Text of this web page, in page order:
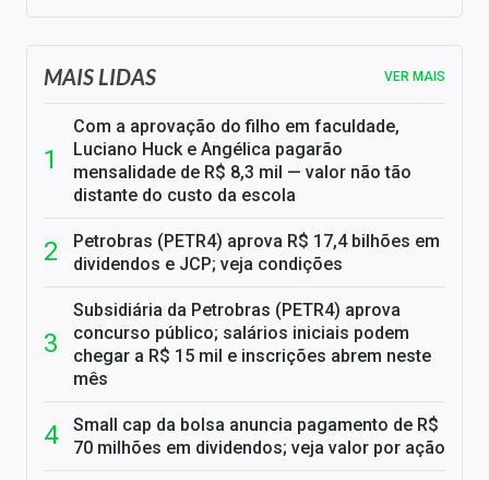
MAIS LIDAS VER MAIS
Com a aprovação do filho em faculdade,
Luciano Huck e Angélica pagarão
mensalidade de R$ 8,3 mil — valor não tão
distante do custo da escola
Petrobras (PETR4) aprova R$ 17,4 bilhões em
dividendos e JCP; veja condições
Subsidiária da Petrobras (PETR4) aprova
concurso público; salários iniciais podem
chegar a R$ 15 mil e inscrições abrem neste
mês
Small cap da bolsa anuncia pagamento de R$
70 milhões em dividendos; veja valor por ação